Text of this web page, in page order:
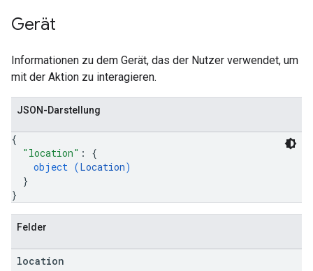
Gerät
Informationen zu dem Gerät, das der Nutzer verwendet, um
mit der Aktion zu interagieren.
JSON-Darstellung
{
"location" : {
object (Location)
}
}
Felder
location